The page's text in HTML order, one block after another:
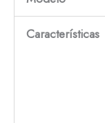
Características